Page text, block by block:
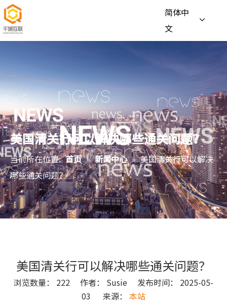
简体中
文
美国清关行可以解决哪些通关问题？
当前所在位置: 首页 » 新闻中心 » 美国清关行可以解决
哪些通关问题？
美国清关行可以解决哪些通关问题？
浏览数量： 222 作者： Susie 发布时间： 2025-05-
03 来源： 本站